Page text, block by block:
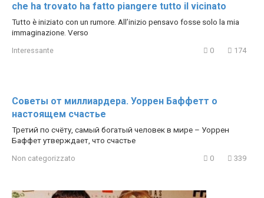
che ha trovato ha fatto piangere tutto il vicinato
Tutto è iniziato con un rumore. All’inizio pensavo fosse solo la mia
immaginazione. Verso
Interessante 0 174
Советы от миллиардера. Уоррен Баффетт о
настоящем счастье
Третий по счёту, самый богатый человек в мире – Уоррен
Баффет утверждает, что счастье
Non categorizzato 0 339